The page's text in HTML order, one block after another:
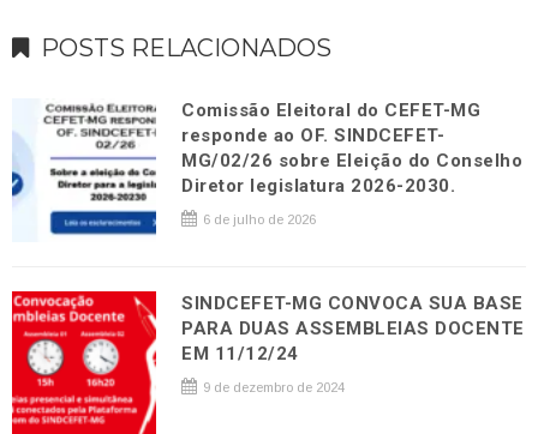
POSTS RELACIONADOS
Comissão Eleitoral do CEFET-MG
responde ao OF. SINDCEFET-
MG/02/26 sobre Eleição do Conselho
Diretor legislatura 2026-2030.
6 de julho de 2026
SINDCEFET-MG CONVOCA SUA BASE
PARA DUAS ASSEMBLEIAS DOCENTE
EM 11/12/24
9 de dezembro de 2024